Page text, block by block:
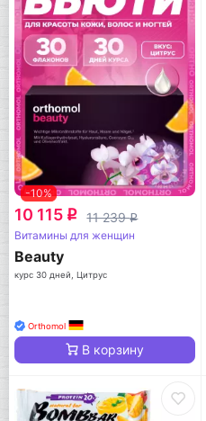
-10%
10 115 q 11 239q
Витамины для женщин
Beauty
курс 30 дней, Цитрус
Orthomol
В корзину